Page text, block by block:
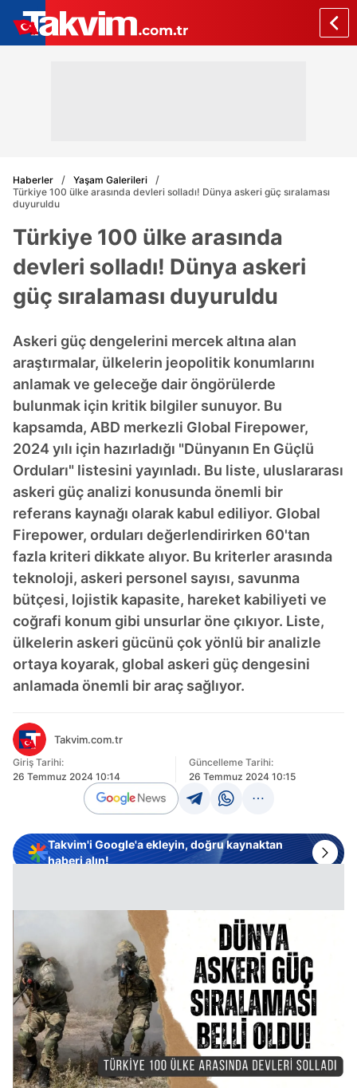
Haberler
Yaşam Galerileri
Türkiye 100 ülke arasında devleri solladı! Dünya askeri güç sıralaması
duyuruldu
Türkiye 100 ülke arasında
devleri solladı! Dünya askeri
güç sıralaması duyuruldu
Askeri güç dengelerini mercek altına alan
araştırmalar, ülkelerin jeopolitik konumlarını
anlamak ve geleceğe dair öngörülerde
bulunmak için kritik bilgiler sunuyor. Bu
kapsamda, ABD merkezli Global Firepower,
2024 yılı için hazırladığı "Dünyanın En Güçlü
Orduları" listesini yayınladı. Bu liste, uluslararası
askeri güç analizi konusunda önemli bir
referans kaynağı olarak kabul ediliyor. Global
Firepower, orduları değerlendirirken 60'tan
fazla kriteri dikkate alıyor. Bu kriterler arasında
teknoloji, askeri personel sayısı, savunma
bütçesi, lojistik kapasite, hareket kabiliyeti ve
coğrafi konum gibi unsurlar öne çıkıyor. Liste,
ülkelerin askeri gücünü çok yönlü bir analizle
ortaya koyarak, global askeri güç dengesini
anlamada önemli bir araç sağlıyor.
Takvim.com.tr
Giriş Tarihi:
26 Temmuz 2024 10:14
Güncelleme Tarihi:
26 Temmuz 2024 10:15
Takvim'i Google'a ekleyin, doğru kaynaktan
haberi alın!